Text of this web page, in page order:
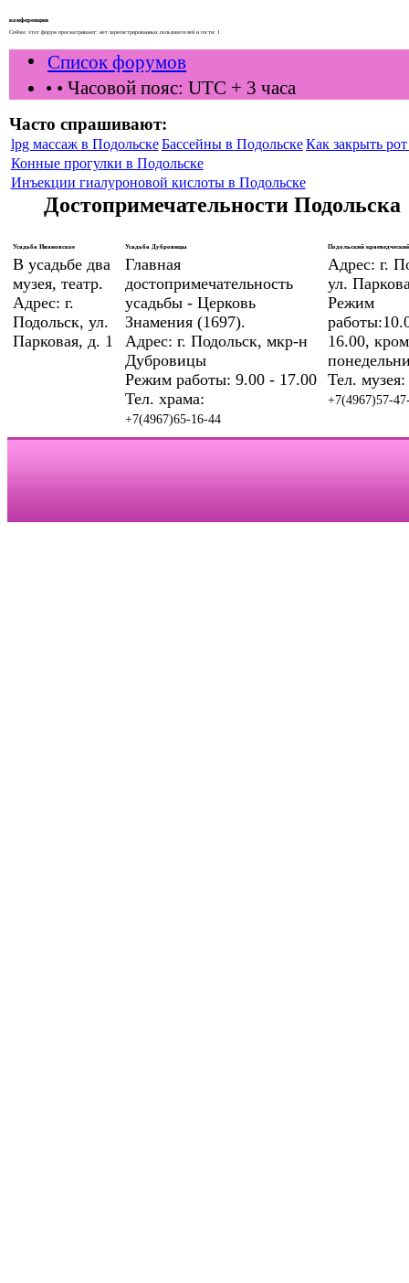
конференции
Сейчас этот форум просматривают: нет зарегистрированных пользователей и гости: 1
Список форумов
• • Часовой пояс: UTC + 3 часа
Часто спрашивают:
lpg массаж в Подольске Бассейны в ПодольскеКак закрыть
Конные прогулки в Подольске
Инъекции гиалуроновой кислоты в Подольске
Достопримечательности Подольска
Усадьба Ивановское
В усадьбе два
музея, театр.
Адрес: г.
Подольск, ул.
Парковая, д. 1
Усадьба Дубровицы
Главная
достопримечательность
усадьбы - Церковь
Знамения (1697).
Адрес: г. Подольск, мкр-н
Дубровицы
Режим работы: 9.00 - 17.00
Тел. храма:
+7(4967)65-16-44
Подольский
Адрес: г.
ул.
Режим
16.00,
Тел. музея:
+7(4967)57-